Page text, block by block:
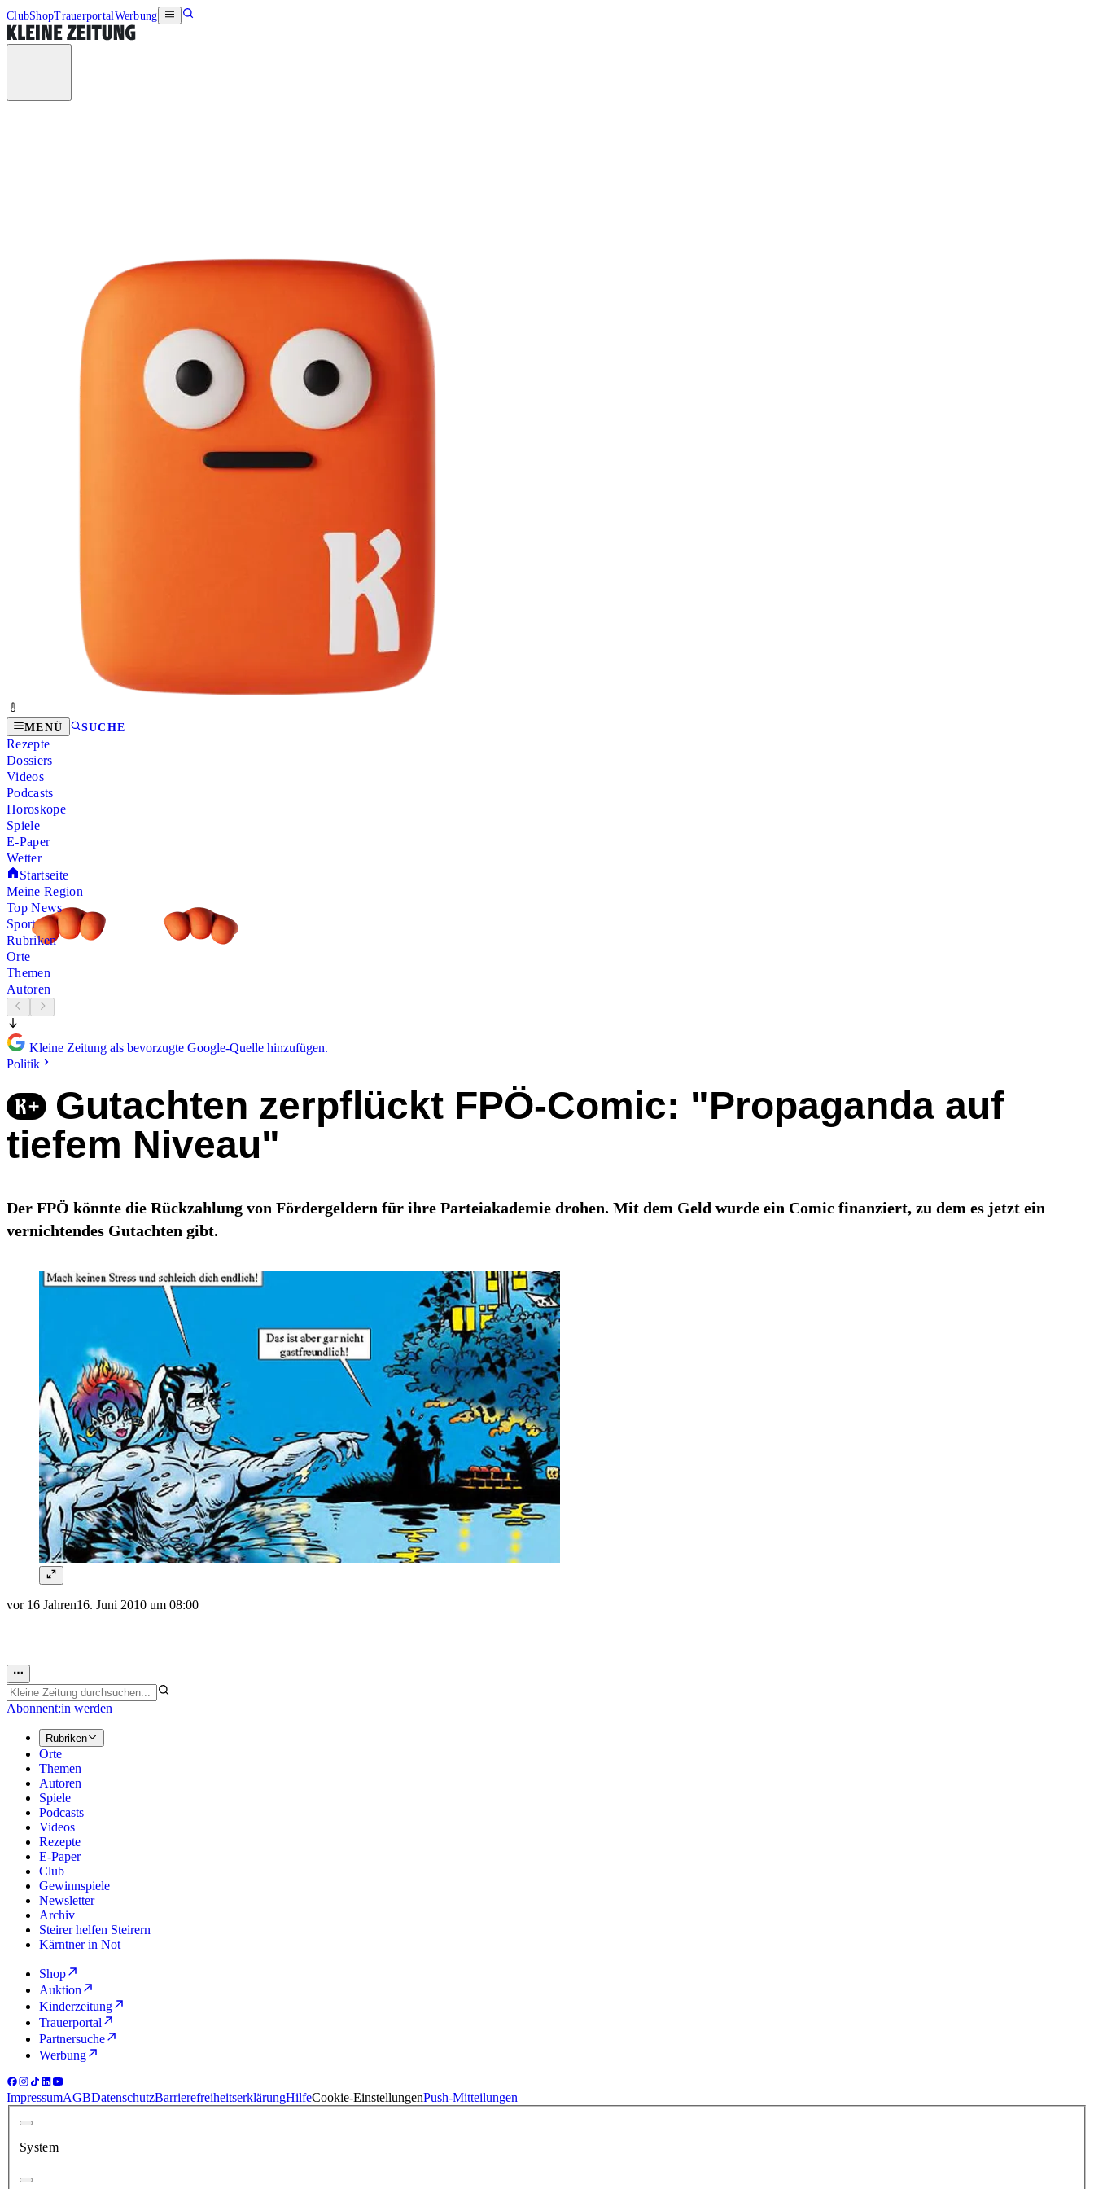
ClubShopTrauerportalWerbung
MENÜ SUCHE
Rezepte
Dossiers
Videos
Podcasts
Horoskope
Spiele
E-Paper
Wetter
Startseite
Meine Region
Top News
Sport
Rubriken
Orte
Themen
Autoren
Kleine Zeitung als bevorzugte Google-Quelle hinzufügen.
Politik
Gutachten zerpflückt FPÖ-Comic: "Propaganda auf
tiefem Niveau"
Der FPÖ könnte die Rückzahlung von Fördergeldern für ihre Parteiakademie drohen. Mit dem Geld wurde ein Comic finanziert, zu dem es jetzt ein
vernichtendes Gutachten gibt.
vor 16 Jahren16. Juni 2010 um 08:00
Abonnent:in werden
Rubriken
Orte
Themen
Autoren
Spiele
Podcasts
Videos
Rezepte
E-Paper
Club
Gewinnspiele
Newsletter
Archiv
Steirer helfen Steirern
Kärntner in Not
Shop
Auktion
Kinderzeitung
Trauerportal
Partnersuche
Werbung
ImpressumAGBDatenschutzBarrierefreiheitserklärungHilfeCookie-EinstellungenPush-Mitteilungen
System